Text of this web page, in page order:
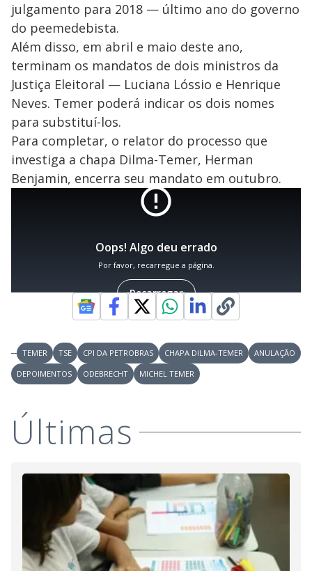
julgamento para 2018 — último ano do governo
do peemedebista.
Além disso, em abril e maio deste ano,
terminam os mandatos de dois ministros da
Justiça Eleitoral — Luciana Lóssio e Henrique
Neves. Temer poderá indicar os dois nomes
para substituí-los.
Para completar, o relator do processo que
investiga a chapa Dilma-Temer, Herman
Benjamin, encerra seu mandato em outubro.
TEMER TSE CPI DA PETROBRAS CHAPA DILMA-TEMER
ANULAÇÃO
DEPOIMENTOS
ODEBRECHT MICHEL TEMER
Últimas